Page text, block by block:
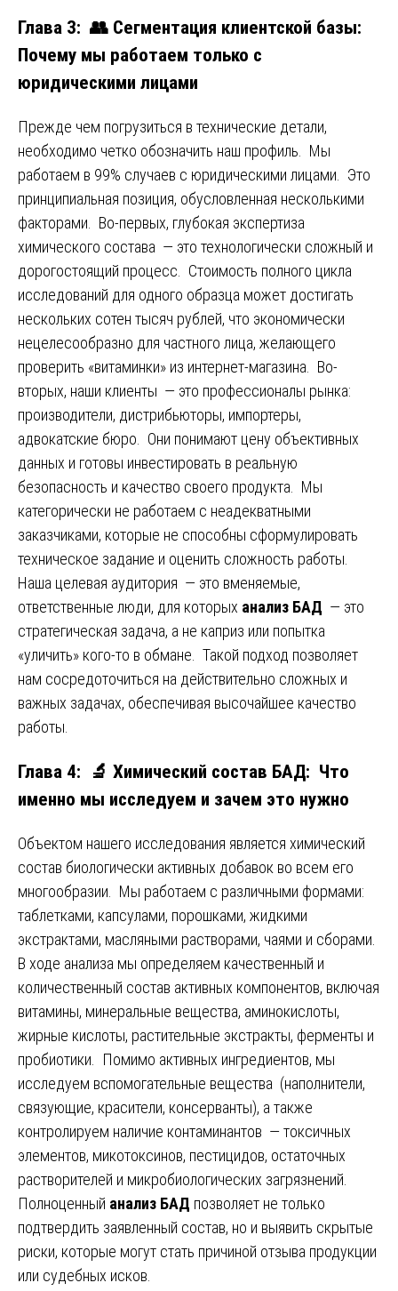
Глава 3: 👥 Сегментация клиентской базы:
Почему мы работаем только с
юридическими лицами
Прежде чем погрузиться в технические детали,
необходимо четко обозначить наш профиль. Мы
работаем в 99% случаев с юридическими лицами. Это
принципиальная позиция, обусловленная несколькими
факторами. Во-первых, глубокая экспертиза
химического состава — это технологически сложный и
дорогостоящий процесс. Стоимость полного цикла
исследований для одного образца может достигать
нескольких сотен тысяч рублей, что экономически
нецелесообразно для частного лица, желающего
проверить «витаминки» из интернет-магазина. Во-
вторых, наши клиенты — это профессионалы рынка:
производители, дистрибьюторы, импортеры,
адвокатские бюро. Они понимают цену объективных
данных и готовы инвестировать в реальную
безопасность и качество своего продукта. Мы
категорически не работаем с неадекватными
заказчиками, которые не способны сформулировать
техническое задание и оценить сложность работы.
Наша целевая аудитория — это вменяемые,
ответственные люди, для которых анализ БАД — это
стратегическая задача, а не каприз или попытка
«уличить» кого-то в обмане. Такой подход позволяет
нам сосредоточиться на действительно сложных и
важных задачах, обеспечивая высочайшее качество
работы.
Глава 4: 🔬 Химический состав БАД: Что
именно мы исследуем и зачем это нужно
Объектом нашего исследования является химический
состав биологически активных добавок во всем его
многообразии. Мы работаем с различными формами:
таблетками, капсулами, порошками, жидкими
экстрактами, масляными растворами, чаями и сборами.
В ходе анализа мы определяем качественный и
количественный состав активных компонентов, включая
витамины, минеральные вещества, аминокислоты,
жирные кислоты, растительные экстракты, ферменты и
пробиотики. Помимо активных ингредиентов, мы
исследуем вспомогательные вещества (наполнители,
связующие, красители, консерванты), а также
контролируем наличие контаминантов — токсичных
элементов, микотоксинов, пестицидов, остаточных
растворителей и микробиологических загрязнений.
Полноценный анализ БАД позволяет не только
подтвердить заявленный состав, но и выявить скрытые
риски, которые могут стать причиной отзыва продукции
или судебных исков.